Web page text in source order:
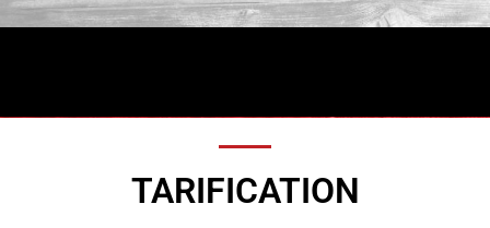
TARIFICATION